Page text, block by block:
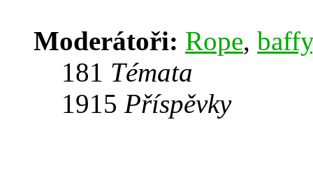
Moderátoři: Rope, baffy
181 Témata
1915 Příspěvky